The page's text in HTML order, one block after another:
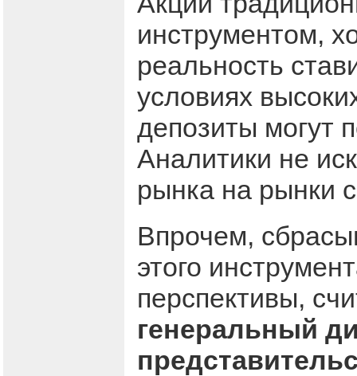
инструментом,
реальность
условиях
депозиты могут
Аналитики не
рынка на рынки
Впрочем,
этого
перспективы,
генеральный